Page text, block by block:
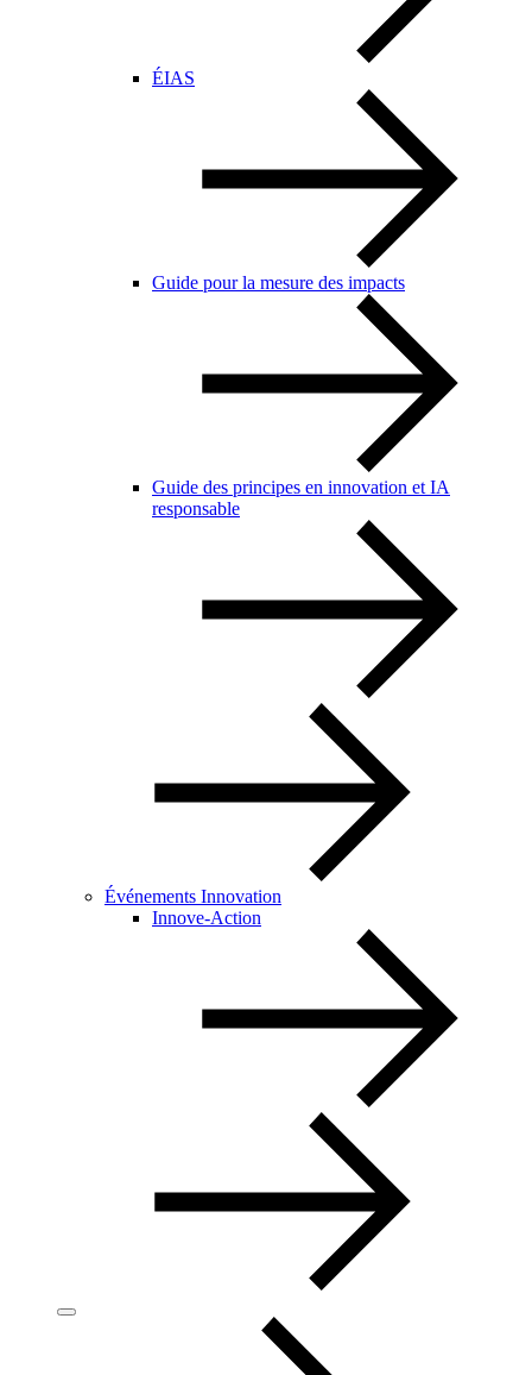
ÉIAS
Guide pour la mesure des impacts
Guide des principes en innovation et IA
responsable
Événements Innovation
Innove-Action